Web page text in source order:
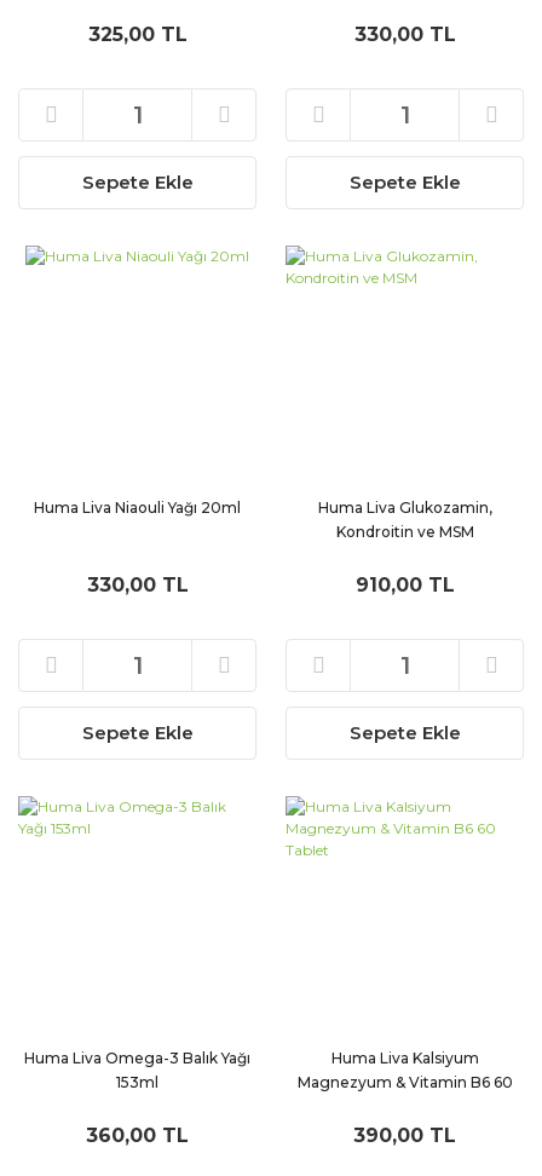
325,00 TL
Sepete Ekle
330,00 TL
Sepete Ekle
Huma Liva Niaouli Yağı 20ml
330,00 TL
Sepete Ekle
Huma Liva Glukozamin,
Kondroitin ve MSM
910,00 TL
Sepete Ekle
Huma Liva Omega-3 Balık Yağı
153ml
360,00 TL
Huma Liva Kalsiyum
Magnezyum & Vitamin B6 60
390,00 TL